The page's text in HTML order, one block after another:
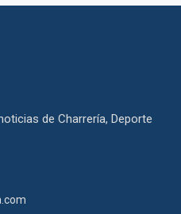
de Charrería, Deporte